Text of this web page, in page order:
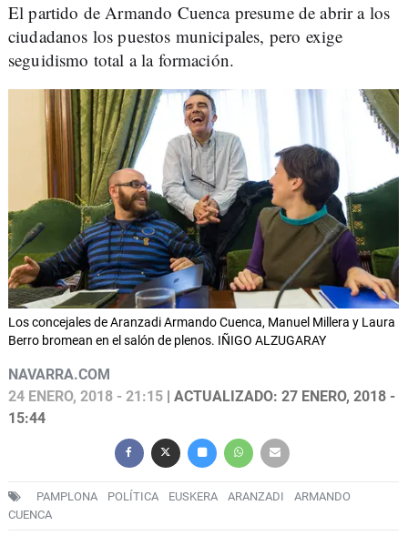
El partido de Armando Cuenca presume de abrir a los
ciudadanos los puestos municipales, pero exige
seguidismo total a la formación.
Los concejales de Aranzadi Armando Cuenca, Manuel Millera y Laura
Berro bromean en el salón de plenos. IÑIGO ALZUGARAY
NAVARRA.COM
24 ENERO, 2018 - 21:15 | ACTUALIZADO: 27 ENERO, 2018 -
15:44
PAMPLONA POLÍTICA EUSKERA ARANZADI
ARMANDO
CUENCA